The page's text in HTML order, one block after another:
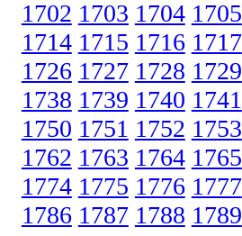
1702 1703 1704 1705
1714 1715 1716 1717
1726 1727 1728 1729
1738 1739 1740 1741
1750 1751 1752 1753
1762 1763 1764 1765
1774 1775 1776 1777
1786 1787 1788 1789